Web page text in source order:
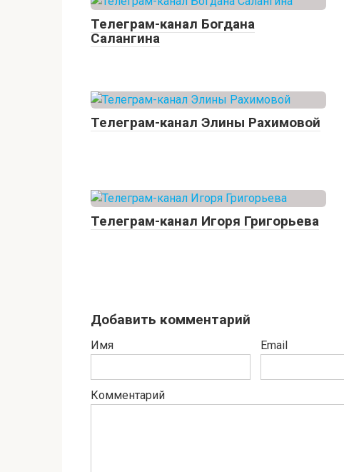
Телеграм-канал Богдана
Салангина
Телеграм-канал Элины Рахимовой
Телеграм-канал Игоря Григорьева
Добавить комментарий
Имя Email
Комментарий